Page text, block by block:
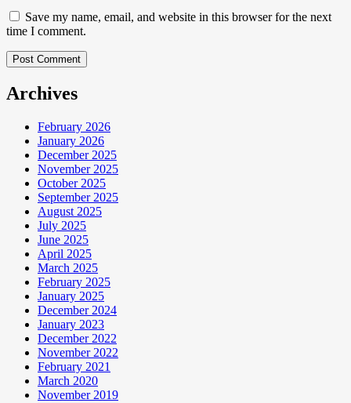
Save my name, email, and website in this browser for the next
time I comment.
Post Comment
Archives
February 2026
January 2026
December 2025
November 2025
October 2025
September 2025
August 2025
July 2025
June 2025
April 2025
March 2025
February 2025
January 2025
December 2024
January 2023
December 2022
November 2022
February 2021
March 2020
November 2019